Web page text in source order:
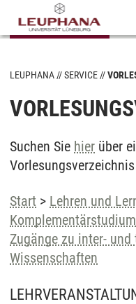
LEUPHANA SERVICE
Suchen Sie hier über
Start > Lehren und
Komplementärstudium
Zugänge zu inter-
Wissenschaften